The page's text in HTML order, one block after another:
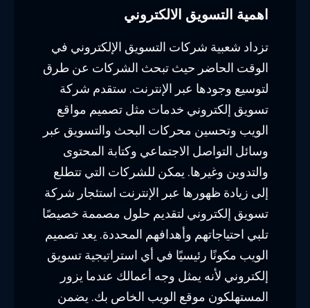
اهمية التسويق الالكتروني
تزداد شعبية شركات التسويق الإلكتروني في
الوقت الحاضر حيث تبحث الشركات عن طرق
لتوسيع وجودها عبر الإنترنت. ستقدم شركة
تسويق إلكتروني خدمات مثل تصميم مواقع
الويب وتحسين محركات البحث والتسويق عبر
وسائل التواصل الاجتماعي وكتابة المحتوى
والتدوين وغيرها. يمكن للشركات التي تتطلع
إلى زيادة ظهورها عبر الإنترنت استئجار شركة
تسويق إلكتروني لتقديم حلول مصممة خصيصًا
تلبي احتياجاتهم وأهدافهم المحددة. يعد تصميم
الويب مكونًا رئيسيًا في أي استراتيجية تسويق
إلكتروني لأنه يمثل وجه أعمالك عندما يزور
المستهلكون موقع الويب الخاص بك. يضمن